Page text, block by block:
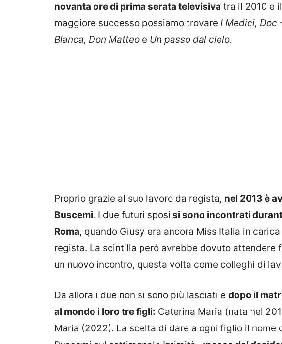
novanta ore di prima serata televisiva tra il 2010 e
maggiore successo possiamo trovare I Medici, Doc
Blanca, Don Matteo e Un passo dal cielo.
Proprio grazie al suo lavoro da regista, nel 2013 è
Buscemi. I due futuri sposi si sono incontrati
Roma, quando Giusy era ancora Miss Italia in
regista. La scintilla però avrebbe dovuto attendere
un nuovo incontro, questa volta come colleghi di
Da allora i due non si sono più lasciati e dopo il
al mondo i loro tre figli: Caterina Maria (nata nel
Maria (2022). La scelta di dare a ogni figlio il nome